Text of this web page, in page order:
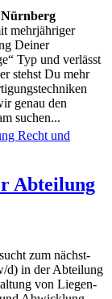
Nürnberg
mehrjähriger
Deiner
Typ und verlässt
stehst Du mehr
genau den
suchen...
Abteilung
zum nächst­
d) in der Abteilung
von Liegen­